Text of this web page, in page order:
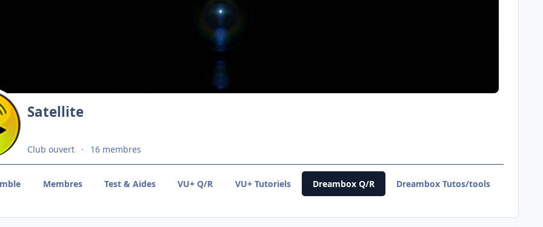
Satellite
Club ouvert 16 membres
Membres Test & Aides VU+ Q/R VU+ Tutoriels Dreambox Q/R Dreambox Tutos/tools